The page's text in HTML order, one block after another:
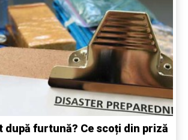
după furtună? Ce scoți din priză